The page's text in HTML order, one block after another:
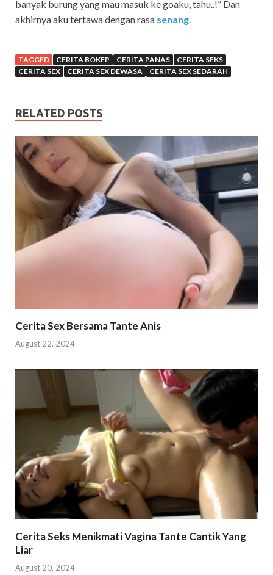
banyak burung yang mau masuk ke goaku, tahu..!” Dan
akhirnya aku tertawa dengan rasa senang.
TAGGED CERITA BOKEP CERITA PANAS
CERITA SEKS
CERITA SEX
CERITA SEX DEWASA CERITA SEX SEDARAH
RELATED POSTS
Cerita Sex Bersama Tante Anis
August 22, 2024
Cerita Seks Menikmati Vagina Tante Cantik Yang
Liar
August 20, 2024